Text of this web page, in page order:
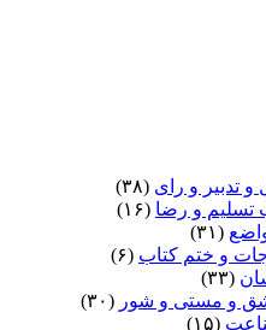
تدبیر و رای (۳۸)
تسلیم و رضا (۱۶)
(۳۱)
و ختم کتاب (۶)
(۳۳)
و مستی و شور (۳۰)
(۱۵)